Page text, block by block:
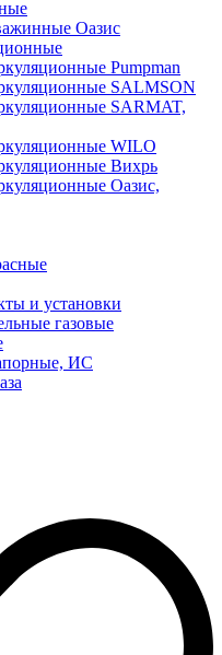
Оазис
Pumpman
SALMSON
SARMAT,
WILO
Вихрь
Оазис,
и установки
газовые
ИС